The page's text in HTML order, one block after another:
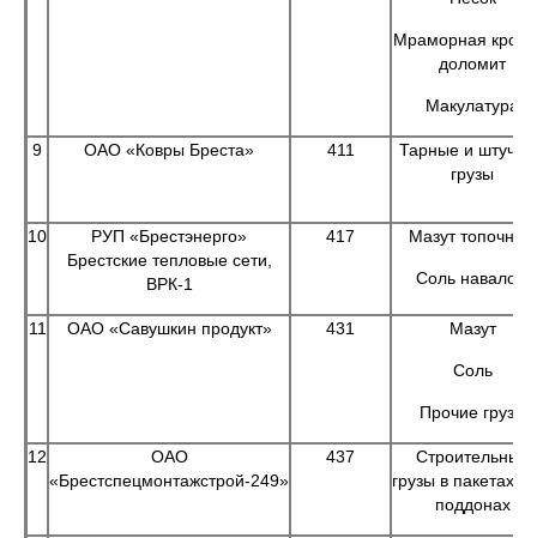
Мраморная
доломит
Макулатура
9 ОАО «Ковры Бреста» 411
Тарные и
грузы
10
РУП «Брестэнерго»
Брестские тепловые сети,
ВРК-1
417 Мазут топочный
Соль навалом
11 ОАО «Савушкин продукт» 431 Мазут
Соль
Прочие грузы
12
ОАО
«Брестспецмонтажстрой-249»
437
Строительные
грузы в пакетах и
поддонах